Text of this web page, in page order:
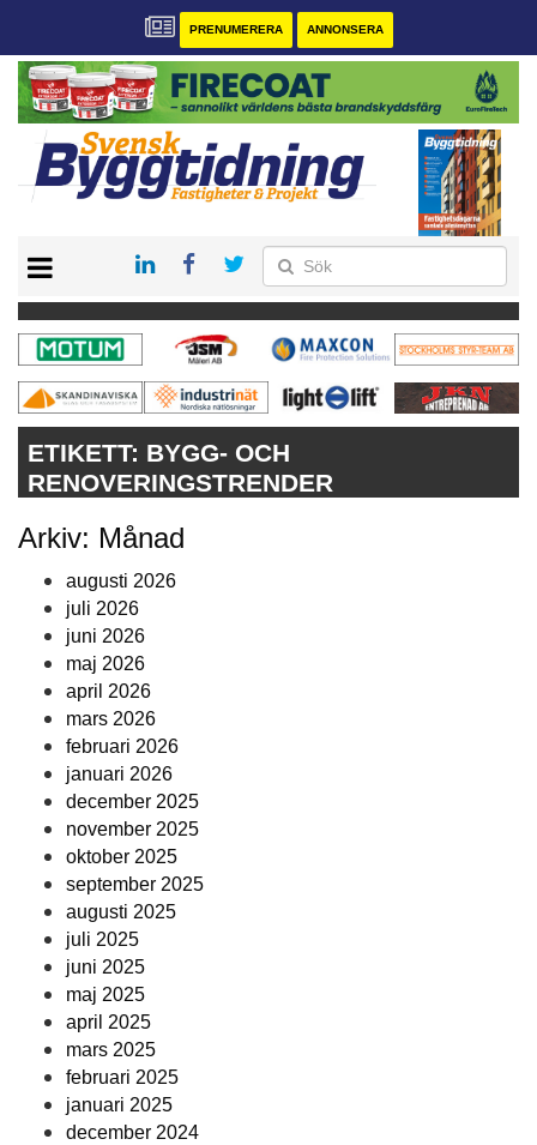
PRENUMERERA ANNONSERA
PRENUMERERA
VÅRA ANDRA MAGASIN
ANNONSERA
KONTAKT
ETIKETT: BYGG- OCH
RENOVERINGSTRENDER
Arkiv: Månad
augusti 2026
juli 2026
juni 2026
maj 2026
april 2026
mars 2026
februari 2026
januari 2026
december 2025
november 2025
oktober 2025
september 2025
augusti 2025
juli 2025
juni 2025
maj 2025
april 2025
mars 2025
februari 2025
januari 2025
december 2024